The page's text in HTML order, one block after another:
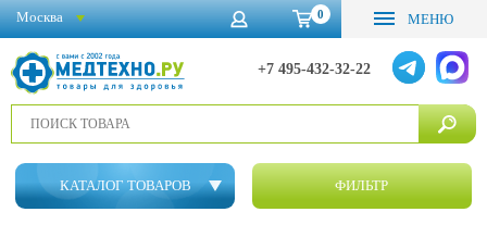
0 МЕНЮ
+7 495-432-32-22
Москва
КАТАЛОГ ТОВАРОВ ФИЛЬТР